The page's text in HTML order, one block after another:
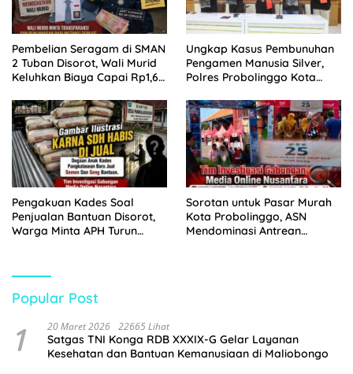
Pembelian Seragam di SMAN
2 Tuban Disorot, Wali Murid
Keluhkan Biaya Capai Rp1,6
Ungkap Kasus Pembunuhan
Pengamen Manusia Silver,
Polres Probolinggo Kota
Pengakuan Kades Soal
Penjualan Bantuan Disorot,
Warga Minta APH Turun
Sorotan untuk Pasar Murah
Kota Probolinggo, ASN
Mendominasi Antrean
Popular Post
1 20 Maret 2026 22665 Lihat
Satgas TNI Konga RDB XXXIX-G Gelar Layanan
Kesehatan dan Bantuan Kemanusiaan di Maliobongo